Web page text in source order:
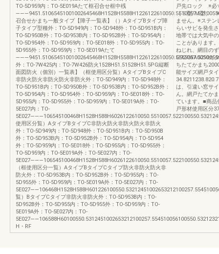
TO-5D959内：TO-5E019Aたて框召合せ框中桟
召合せかまち一般タイプ【障子一覧表】（）AタイプBタイプ障
子タイプ型種外：TO-5D949内：TO-5D948外：TO-5D951B内：
TO-5D950B外：TO-5D953B内：TO-5D952B外：TO-5D954内：
TO-5D954外：TO-5D959内：TO-5E018外：TO-5D955内：TO-
5D955外：TO-5D959内：TO-5E019Aたて
外：TO-7W425内：TO-7W426防火1528H51.51528H51.5PG縦断
面図防火（個別）一覧表】（框使用区分覧）AタイプBタイプC
非防火防火非防火防火非防火外：TO-5D949内：TO-5D948外：
TO-5D951B内：TO-5D950B外：TO-5D953B内：TO-5D952B外：
TO-5D954内：TO-5D954外：TO-5D959内：TO-5E018外：TO-
5D955内：TO-5D955外：TO-5D959内：TO-5E019A外：TO-
5E027内：TO-
使用区分覧）AタイプBタイプC非防火防火非防火防火非防火
外：TO-5D949内：TO-5D948外：TO-5D951B内：TO-5D950B
外：TO-5D953B内：TO-5D952B外：TO-5D954内：TO-5D954
外：TO-5D959内：TO-5E018外：TO-5D955内：TO-5D955外：
TO-5D959内：TO-5E019A外：TO-5E027内：TO-
（框使用区分一覧）AタイプBタイプCタイプ防火非防火防火非
防火外：TO-5D953B内：TO-5D952B外：TO-5D955内：TO-
5D955外：TO-5D959内：TO-5E019A外：TO-5E027内：TO-
覧）BタイプCタイプ非防火非防火外：TO-5D953B内：TO-
5D952B外：TO-5D955内：TO-5D955外：TO-5D959内：TO-
5E019A外：TO-5E027内：TO-
H・RF
戸先ロック ※必
（Ｓ型/Ｍ型） ※
ません。※ステ
らいサビを発生
地帯では大気中
ことがあります
ねじれ、網目の
G924WA0050カ
ちたてかまち
能サイズ網戸タ
は、引違い窓サ
ん。網戸たてか
ています。■商品
戸形材使用区分